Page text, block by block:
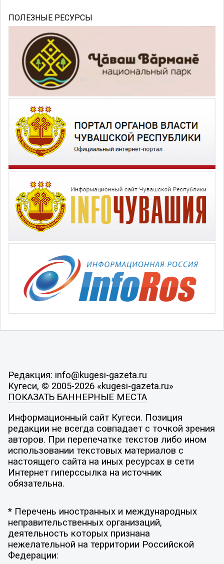
ПОЛЕЗНЫЕ РЕСУРСЫ
Редакция: info@kugesi-gazeta.ru
Кугеси, © 2005-2026 «kugesi-gazeta.ru»
ПОКАЗАТЬ БАННЕРНЫЕ МЕСТА
Информационный сайт Кугеси. Позиция
редакции не всегда совпадает с точкой зрения
авторов. При перепечатке текстов либо ином
использовании текстовых материалов с
настоящего сайта на иных ресурсах в сети
Интернет гиперссылка на источник
обязательна.
* Перечень иностранных и международных
неправительственных организаций,
деятельность которых признана
нежелательной на территории Российской
Федерации: